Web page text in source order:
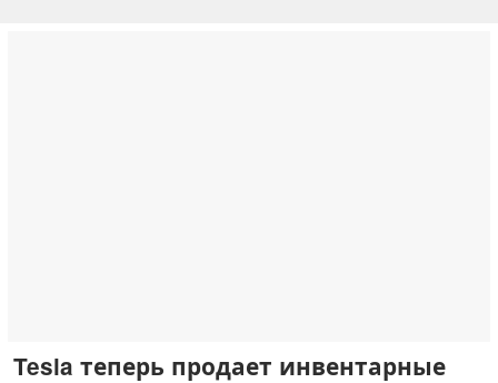
Tesla теперь продает инвентарные